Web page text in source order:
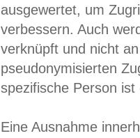
ausgewertet, um
verbessern. Auch
verknüpft und nicht
pseudonymisierten
spezifische Person
Eine Ausnahme